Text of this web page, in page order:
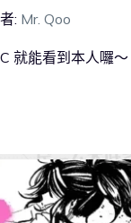
: Mr. Qoo
就能看到本人囉～